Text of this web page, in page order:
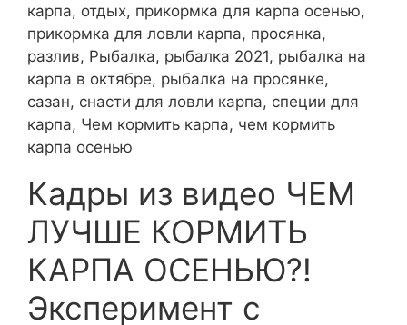
карпа, отдых, прикормка для карпа осенью,
прикормка для ловли карпа, просянка,
разлив, Рыбалка, рыбалка 2021, рыбалка на
карпа в октябре, рыбалка на просянке,
сазан, снасти для ловли карпа, специи для
карпа, Чем кормить карпа, чем кормить
карпа осенью
Кадры из видео ЧЕМ
ЛУЧШЕ КОРМИТЬ
КАРПА ОСЕНЬЮ?!
Эксперимент с